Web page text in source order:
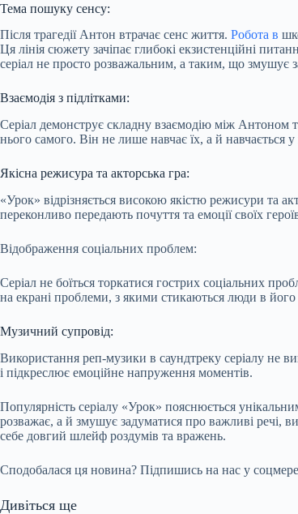
Тема пошуку сенсу:
Після трагедії Антон втрачає сенс життя. Робота в
Ця лінія сюжету зачіпає глибокі екзистенційні
серіал не просто розважальним, а таким, що змушує
Взаємодія з підлітками:
Серіал демонструє складну взаємодію між Антоном
нього самого. Він не лише навчає їх, а й навчається
Якісна режисура та акторська гра:
«Урок» відрізняється високою якістю режисури та
переконливо передають почуття та емоції своїх
Відображення соціальних проблем:
Серіал не боїться торкатися гострих соціальних
на екрані проблеми, з якими стикаються люди в його
Музичний супровід:
Використання реп-музики в саундтреку серіалу не
і підкреслює емоційне напруження моментів.
Популярність серіалу «Урок» пояснюється
розважає, а й змушує задуматися про важливі речі,
себе довгий шлейф роздумів та вражень.
Сподобалася ця новина? Підпишись на нас у
Дивіться ще